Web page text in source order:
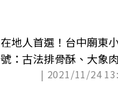
在地人首選！台中廟東
號：古法排骨酥、大象
| 2021/11/24